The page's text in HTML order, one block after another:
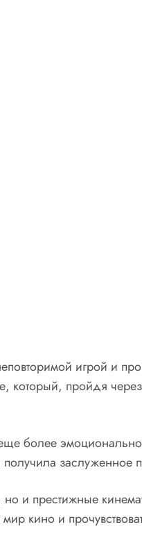
игрой и
который, пройдя
более
получила заслуженное
и престижные
кино и